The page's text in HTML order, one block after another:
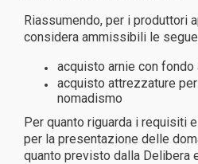
Riassumendo, per i produttori
considera ammissibili le
acquisto arnie con fondo
acquisto attrezzature
nomadismo
Per quanto riguarda i requisiti
per la presentazione delle
quanto previsto dalla Delibera